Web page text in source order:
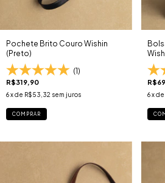
Pochete Brito Couro Wishin
(Preto)
(1)
R$319,90
6x de R$53,32 sem juros
COMPRAR
6 x de